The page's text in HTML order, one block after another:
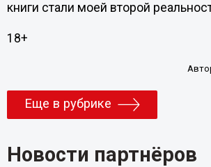
книги стали моей второй
18+
Еще в рубрике
Новости партнёров